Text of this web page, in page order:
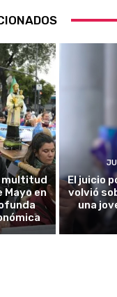
multitud
Mayo en
El juicio
volvió
una